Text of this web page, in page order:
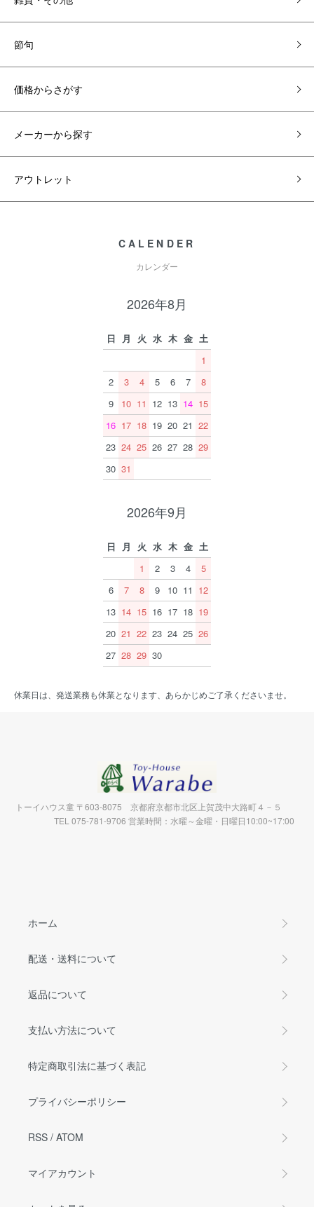
節句
価格からさがす
メーカーから探す
アウトレット
CALENDER
カレンダー
2026年8月
日 月 火 水 木 金 土
1
2
3 4 5 6 7
8
9
10 11 12 13 14 15
16 17 18 19 20 21 22
23 24 25 26 27 28 29
30 31
2026年9月
日 月 火 水 木 金 土
1
2 3 4
5
6
7 8 9 10 11 12
13 14 15 16 17 18 19
20 21 22 23 24 25 26
27 28 29 30
休業日は、発送業務も休業となります、あらかじめご了承くださいませ。
トーイハウス童 〒603-8075 京都府京都市北区上賀茂中大路町４－５
TEL 075-781-9706 営業時間：水曜～金曜・日曜日10:00~17:00
ホーム
配送・送料について
返品について
支払い方法について
特定商取引法に基づく表記
プライバシーポリシー
RSS / ATOM
マイアカウント